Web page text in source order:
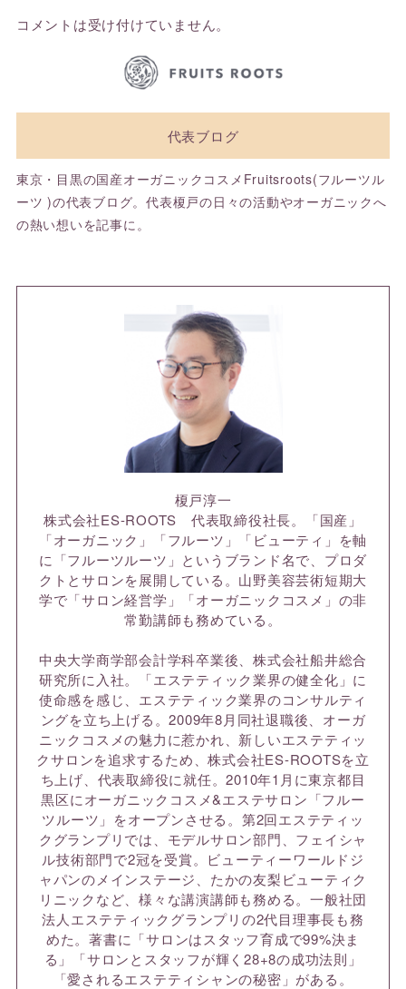
コメントは受け付けていません。
代表ブログ
東京・目黒の国産オーガニックコスメFruitsroots(フルーツル
ーツ )の代表ブログ。代表榎戸の日々の活動やオーガニックへ
の熱い想いを記事に。
榎戸淳一
株式会社ES-ROOTS 代表取締役社長。「国産」
「オーガニック」「フルーツ」「ビューティ」を軸
に「フルーツルーツ」というブランド名で、プロダ
クトとサロンを展開している。山野美容芸術短期大
学で「サロン経営学」「オーガニックコスメ」の非
常勤講師も務めている。
中央大学商学部会計学科卒業後、株式会社船井総合
研究所に入社。「エステティック業界の健全化」に
使命感を感じ、エステティック業界のコンサルティ
ングを立ち上げる。2009年8月同社退職後、オーガ
ニックコスメの魅力に惹かれ、新しいエステティッ
クサロンを追求するため、株式会社ES-ROOTSを立
ち上げ、代表取締役に就任。2010年1月に東京都目
黒区にオーガニックコスメ&エステサロン「フルー
ツルーツ」をオープンさせる。第2回エステティッ
クグランプリでは、モデルサロン部門、フェイシャ
ル技術部門で2冠を受賞。ビューティーワールドジ
ャパンのメインステージ、たかの友梨ビューティク
リニックなど、様々な講演講師も務める。一般社団
法人エステティックグランプリの2代目理事長も務
めた。著書に「サロンはスタッフ育成で99%決ま
る」「サロンとスタッフが輝く28+8の成功法則」
「愛されるエステティシャンの秘密」がある。